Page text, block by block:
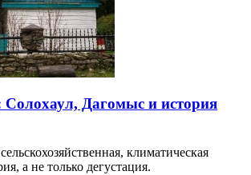
Дагомыс и история
климатическая
а не только дегустация.